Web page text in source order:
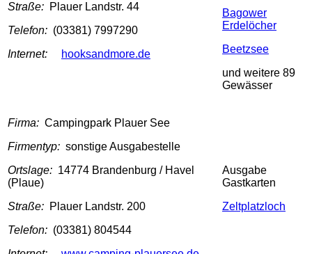
Straße: Plauer Landstr. 44
Telefon: (03381) 7997290
Internet:
hooksandmore.de
Bagower
Erdelöcher
Beetzsee
und weitere 89
Gewässer
Firma: Campingpark Plauer See
Firmentyp: sonstige Ausgabestelle
Ortslage: 14774 Brandenburg / Havel
(Plaue)
Straße: Plauer Landstr. 200
Telefon: (03381) 804544
Ausgabe
Gastkarten
Zeltplatzloch